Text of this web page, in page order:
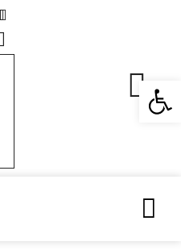
פתח סרגל נגישות